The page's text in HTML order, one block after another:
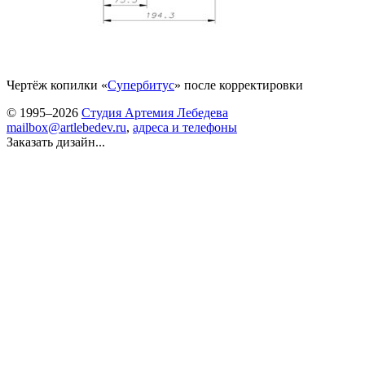
Чертёж копилки «Супербитус» после корректировки
© 1995–2026 Студия Артемия Лебедева
mailbox@artlebedev.ru, адреса и телефоны
Заказать дизайн...